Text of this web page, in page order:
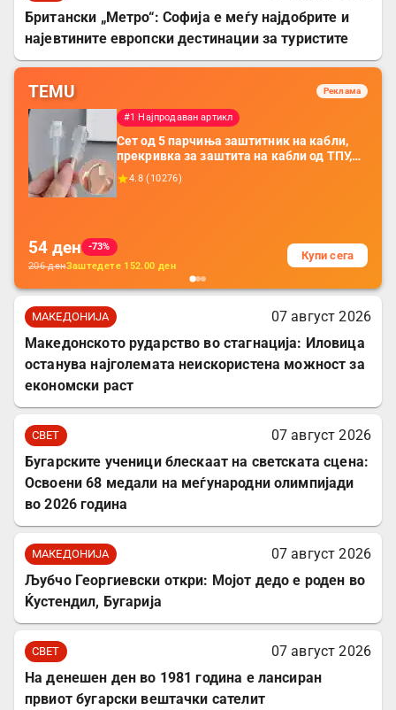
Британски „Метро“: Софија е меѓу најдобрите и
најевтините европски дестинации за туристите
TEMU Реклама
#1 Најпродаван артикл
Сет од 5 парчиња заштитник на кабли,
прекривка за заштита на кабли од ТПУ,
додатоци за заштита на кабли, без
батерија, за мобилни телефони, комплет
4.8 (10276)
54 ден
-73%
206денЗаштедете 152.00 ден
Купи сега
МАКЕДОНИЈА
07 август 2026
Македонското рударство во стагнација: Иловица
останува најголемата неискористена можност за
економски раст
СВЕТ
07 август 2026
Бугарските ученици блескаат на светската сцена:
Освоени 68 медали на меѓународни олимпијади
во 2026 година
МАКЕДОНИЈА
07 август 2026
Љубчо Георгиевски откри: Мојот дедо е роден во
Ќустендил, Бугарија
СВЕТ
07 август 2026
На денешен ден во 1981 година е лансиран
првиот бугарски вештачки сателит